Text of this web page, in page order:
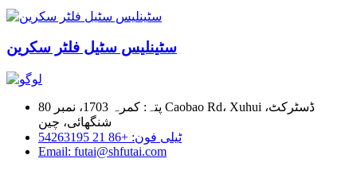
سٹینلیس سٹیل فلٹر سکرین
پتہ: کمرہ 1703، نمبر 80 Caobao Rd، Xuhui ڈسٹرکٹ،
شنگھائی، چین
ٹیلی فون: +86 21 54263195
Email: futai@shfutai.com